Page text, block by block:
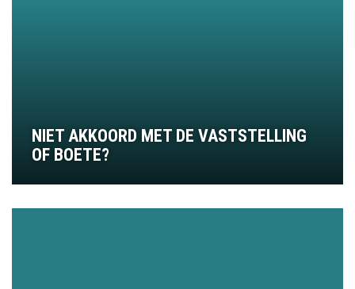
NIET AKKOORD MET DE VASTSTELLING
OF BOETE?